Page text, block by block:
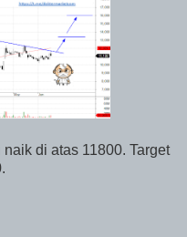
di atas 11800. Target